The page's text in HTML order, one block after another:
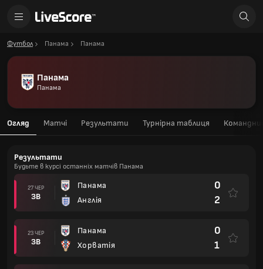
Футбол Панама Панама
Панама
Панама
Огляд Матчі Результати Турнірна таблиця
Результати
Будьте в курсі останніх матчів Панама
27 ЧЕР
ЗВ
Панама
Англія
0
2
23 ЧЕР
ЗВ
Панама
Хорватія
0
1